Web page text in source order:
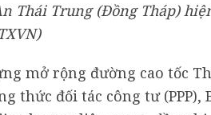
Thái Trung (Đồng Tháp)
mở rộng đường cao tốc
thức đối tác công tư (PPP),